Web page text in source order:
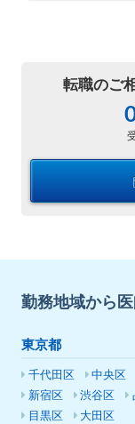
転職のご
勤務地域から
東京都
千代田区 中央区
新宿区
渋谷区
目黒区
大田区